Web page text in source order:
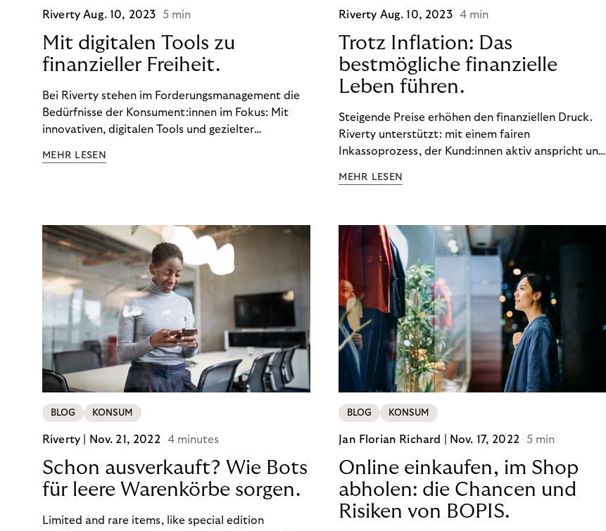
RivertyAug. 10, 2023 5 min
Mit digitalen Tools zu
finanzieller Freiheit.
Bei Riverty stehen im Forderungsmanagement die
Bedürfnisse der Konsument:innen im Fokus: Mit
innovativen, digitalen Tools und gezielter
ein Leben in finanzieller Freiheit zu führen. So
MEHR LESEN
Riverty Aug. 10, 2023 4 min
Trotz Inflation: Das
bestmögliche finanzielle
Leben führen.
Steigende Preise erhöhen den finanziellen Druck.
Riverty unterstützt: mit einem fairen
Inkassoprozess, der Kund:innen aktiv anspricht und
Finanzbildung ermöglicht. So bleiben Menschen
Unternehmen.
MEHR LESEN
BLOG KONSUM
Riverty | Nov. 21, 2022 4 minutes
Schon ausverkauft? Wie Bots
für leere Warenkörbe sorgen.
Limited and rare items, like special edition
BLOG KONSUM
Jan Florian Richard | Nov. 17, 2022 5 min
Online einkaufen, im Shop
abholen: die Chancen und
Risiken von BOPIS.